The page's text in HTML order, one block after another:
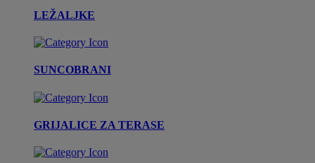
LEŽALJKE
SUNCOBRANI
GRIJALICE ZA TERASE